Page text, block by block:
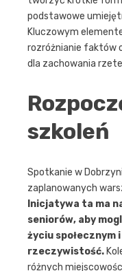
podstawowe
Kluczowym
rozróżnianie faktów
dla zachowania
szkoleń
Spotkanie w
zaplanowanych
Inicjatywa ta ma
seniorów, aby
życiu społecznym
rzeczywistość.
różnych